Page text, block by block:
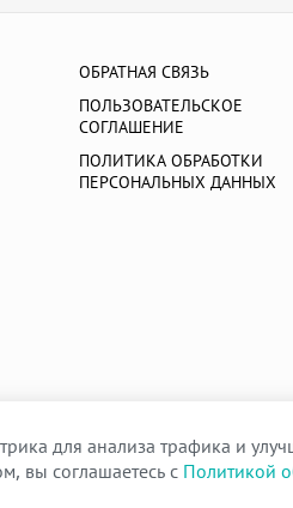
ОБРАТНАЯ СВЯЗЬ
ПОЛЬЗОВАТЕЛЬСКОЕ
СОГЛАШЕНИЕ
ПОЛИТИКА ОБРАБОТКИ
ПЕРСОНАЛЬНЫХ ДАННЫХ
для анализа трафика и
вы соглашаетесь с Политикой